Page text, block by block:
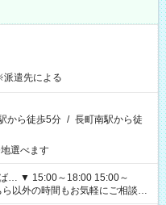
遣先による
から徒歩5分 / 長町南駅から徒
選べます